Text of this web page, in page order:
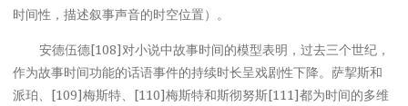
时间性，描述叙事声音的时空位置）。
安德伍德[108]对小说中故事时间的模型表明，过去三个世纪，
作为故事时间功能的话语事件的持续时长呈戏剧性下降。萨挈斯和
派珀、[109]梅斯特、[110]梅斯特和斯彻努斯[111]都为时间的多维